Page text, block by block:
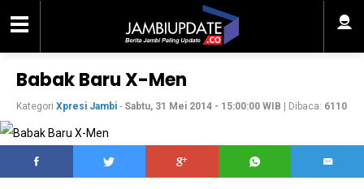
Babak Baru X-Men
Kategori Xpresi Jambi - Sabtu, 31 Mei 2014 - 15:00:00 WIB | Dibaca: 6110